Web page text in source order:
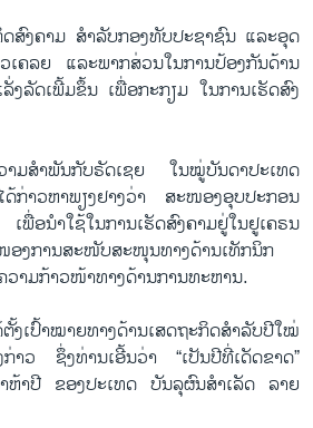
ດ​ສົງ​ຄາມ​ ສຳ​ລັບ​ກອງ​ທັບ​ປະ​ຊາ​ຊົນ ແລະ​ອຸດ​
ຄ​ລຍ ແລະ​ພາກ​ສ່ວນ​ໃນ​ການ​ປ້ອງ​ກັນ​ດ້ານ​
ງ​ລັດ​ເພີ້ມ​ຂຶ້ນ ​ເພື່ອ​ກະ​ກຽມ​ ໃນ​ການ​ເຮັດ​ສົງ​
າມ​ສຳ​ພັນ​ກັບ​ຣັດ​ເຊຍ ໃນ​ໝູ່​ບັນ​ດາ​ປະ​ເທດ​
ກ່າວ​ຫາ​ພຽງ​ຢາງວ່າ ສະ​ໜອງ​ອຸບ​ປະ​ກອນ​
ອ​ນຳ​ໃຊ້​ໃນ​ການ​ເຮັດ​ສົງ​ຄາມ​ຢູ່​ໃນ​ຢູ​ເຄ​ຣນ
ອງ​ການ​ສະ​ໜັບ​ສະ​ໜຸນ​ທາງ​ດ້ານ​ເທັກ​ນິກ​
າມ​ກ້າວ​ໜ້າ​ທາງ​ດ້ານ​ການທະ​ຫານ.
ເປົ້າ​ໝາຍ​ທາງ​ດ້ານ​ເສດ​ຖະ​ກິດ​ສຳ​ລັບ​ປີ​ໃໝ່
ກ່າວ ຊຶ່ງ​ທ່ານ​ເອີ້ນ​ວ່າ “ເປັນ​ປີ​ທີ່​ເດັດ​ຂາດ”
ຫ້າ​ປີ​ ຂອງ​ປະ​ເທດ​ ບັນ​ລຸ​ຜົນ​ສຳ​ເລັດ ລາຍ​